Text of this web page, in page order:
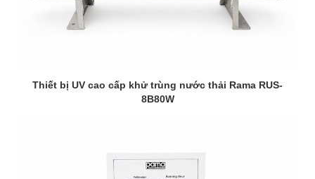
Thiết bị UV cao cấp khử trùng nước thải Rama RUS-
8B80W